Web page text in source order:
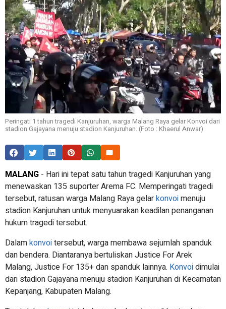
Peringati 1 tahun tragedi Kanjuruhan, warga Malang Raya gelar Konvoi dari
stadion Gajayana menuju stadion Kanjuruhan. (Foto : Khaerul Anwar)
MALANG - Hari ini tepat satu tahun tragedi Kanjuruhan yang
menewaskan 135 suporter Arema FC. Memperingati tragedi
tersebut, ratusan warga Malang Raya gelarkonvoimenuju
stadion Kanjuruhan untuk menyuarakan keadilan penanganan
hukum tragedi tersebut.
Dalamkonvoitersebut, warga membawa sejumlah spanduk
dan bendera. Diantaranya bertuliskan Justice For Arek
Malang, Justice For 135+ dan spanduk lainnya. Konvoidimulai
dari stadion Gajayana menuju stadion Kanjuruhan di Kecamatan
Kepanjang, Kabupaten Malang.